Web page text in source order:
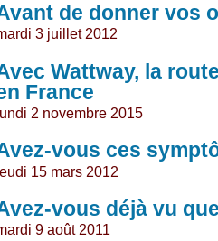
de donner vos
3 juillet 2012
Wattway, la
France
2 novembre 2015
vous ces
15 mars 2012
vous déjà vu
9 août 2011